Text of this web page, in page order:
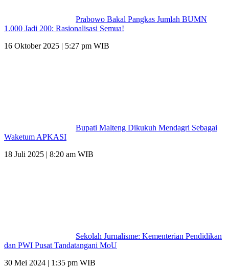
Prabowo Bakal Pangkas Jumlah BUMN
1.000 Jadi 200: Rasionalisasi Semua!
16 Oktober 2025 | 5:27 pm WIB
Bupati Malteng Dikukuh Mendagri Sebagai
Waketum APKASI
18 Juli 2025 | 8:20 am WIB
Sekolah Jurnalisme: Kementerian Pendidikan
dan PWI Pusat Tandatangani MoU
30 Mei 2024 | 1:35 pm WIB